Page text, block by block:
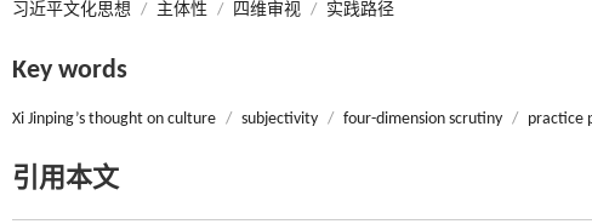
习近平文化思想 / 主体性 / 四维审视 / 实践路径
Key words
Xi Jinping’s thought on culture / subjectivity / four-dimension scrutiny / practice
引用本文